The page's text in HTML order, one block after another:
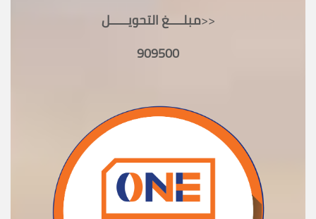
مبلــــغ التحويـــــل>>
909500